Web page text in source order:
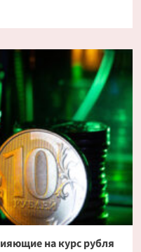
на курс рубля